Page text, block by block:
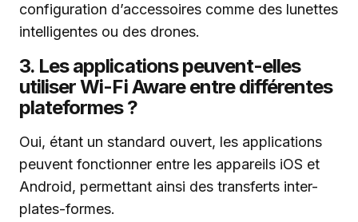
configuration d’accessoires comme des lunettes
intelligentes ou des drones.
3. Les applications peuvent-elles
utiliser Wi-Fi Aware entre différentes
plateformes ?
Oui, étant un standard ouvert, les applications
peuvent fonctionner entre les appareils iOS et
Android, permettant ainsi des transferts inter-
plates-formes.